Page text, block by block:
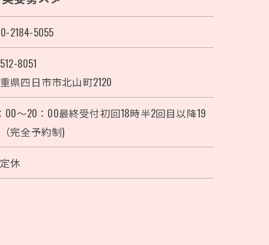
2184-5055
8051
県四日市市北山町2120
00～20：00最終受付初回18時半2回目以降19
完全予約制)
休